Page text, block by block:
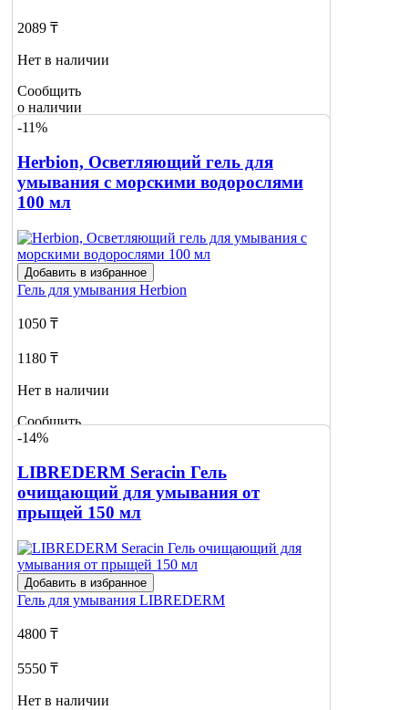
2089 ₸
Нет в наличии
Сообщить
о наличии
-11%
Herbion, Осветляющий гель для
умывания с морскими водорослями
100 мл
Добавить в избранное
Гель для умывания Herbion
1050 ₸
1180 ₸
Нет в наличии
Сообщить
о наличии
-14%
LIBREDERM Seracin Гель
очищающий для умывания от
прыщей 150 мл
Добавить в избранное
Гель для умывания LIBREDERM
4800 ₸
5550 ₸
Нет в наличии